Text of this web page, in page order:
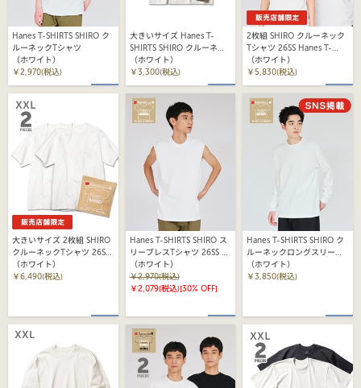
Hanes T-SHIRTS SHIRO ク
ルーネックTシャツ
（ホワイト）
￥2,970(税込)
大きいサイズ Hanes T-
SHIRTS SHIRO クルーネッ
クTシャツ
（ホワイト）
￥3,300(税込)
2枚組 SHIRO クルーネック
Tシャツ 26SS Hanes T-
SHIRTS SHIRO (HM1-D701)
（ホワイト）
￥5,830(税込)
大きいサイズ 2枚組 SHIRO
クルーネックTシャツ 26SS
Hanes T-SHIRTS SHIRO
(HM1-D701)
（ホワイト）
￥6,490(税込)
Hanes T-SHIRTS SHIRO ス
リーブレスTシャツ 26SS ヘ
インズ(HM3-D201)
（ホワイト）
￥2,970(税込)
￥2,079(税込)[30% OFF]
Hanes T-SHIRTS SHIRO ク
ルーネックロングスリーブT
シャツ
（ホワイト）
￥3,850(税込)